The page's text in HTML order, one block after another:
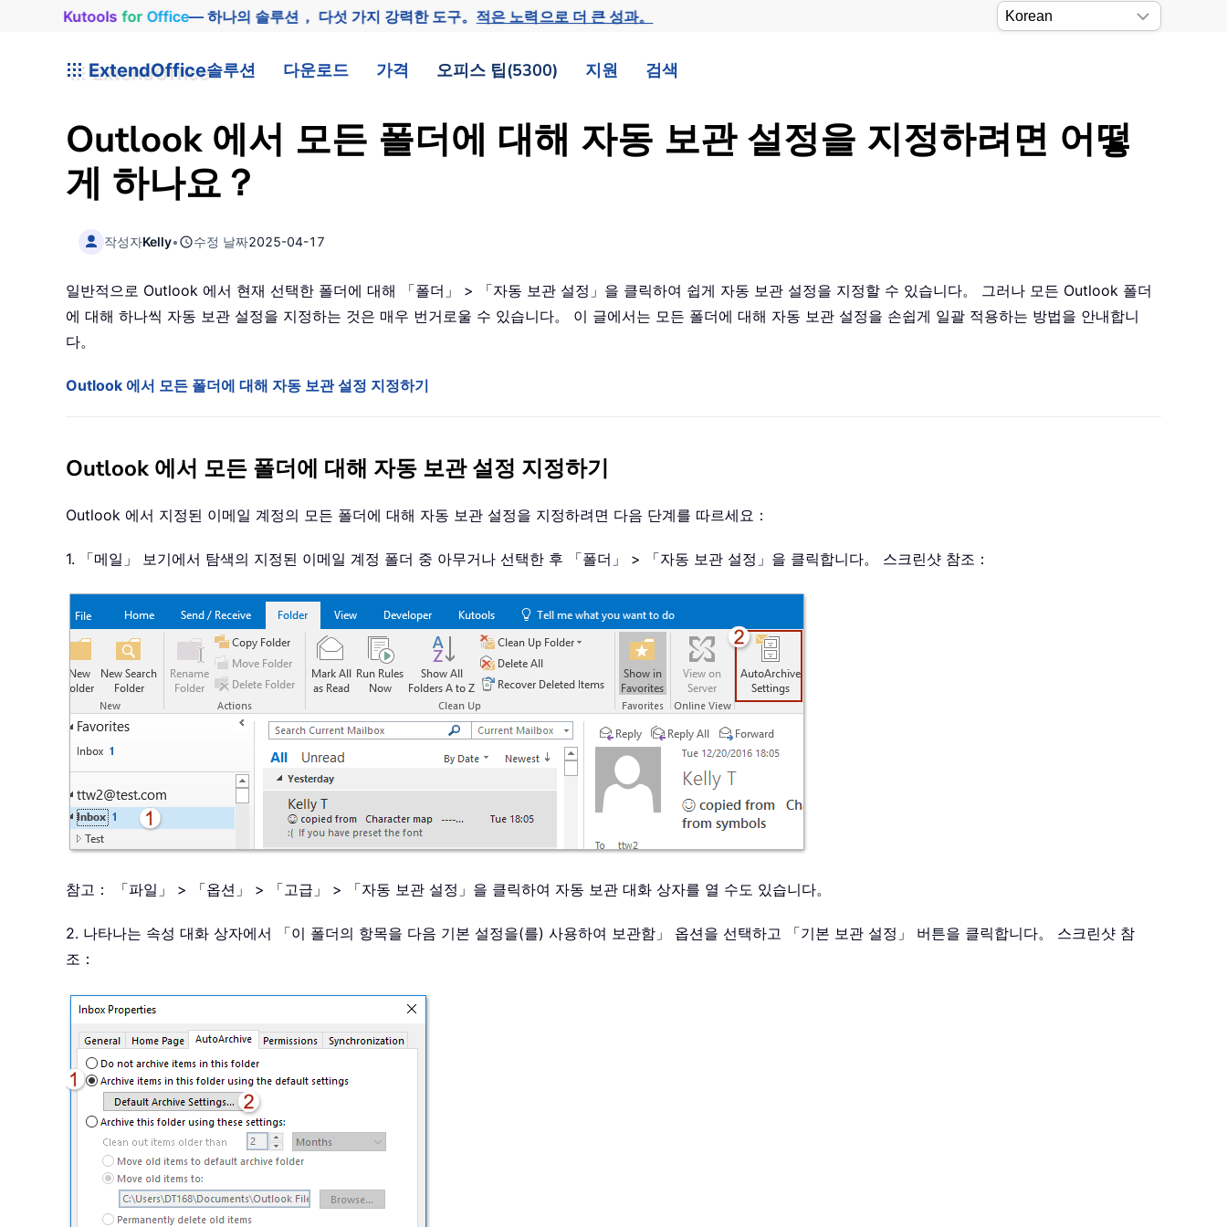
Kutools for Office— 하나의 솔루션， 다섯 가지 강력한 도구。적은 노력으로 더 큰 성과。
ExtendOffice솔루션 다운로드 가격 오피스 팁(5300) 지원 검색
Outlook 에서 모든 폴더에 대해 자동 보관 설정을 지정하려면 어떻
게 하나요？
작성자Kelly• 수정 날짜2025-04-17
일반적으로 Outlook 에서 현재 선택한 폴더에 대해 「폴더」 > 「자동 보관 설정」을 클릭하여 쉽게 자동 보관 설정을 지정할 수 있습니다。 그러나 모든 Outlook 폴더
에 대해 하나씩 자동 보관 설정을 지정하는 것은 매우 번거로울 수 있습니다。 이 글에서는 모든 폴더에 대해 자동 보관 설정을 손쉽게 일괄 적용하는 방법을 안내합니
다。
Outlook 에서 모든 폴더에 대해 자동 보관 설정 지정하기
Outlook 에서 모든 폴더에 대해 자동 보관 설정 지정하기
Outlook 에서 지정된 이메일 계정의 모든 폴더에 대해 자동 보관 설정을 지정하려면 다음 단계를 따르세요：
1. 「메일」 보기에서 탐색의 지정된 이메일 계정 폴더 중 아무거나 선택한 후 「폴더」 > 「자동 보관 설정」을 클릭합니다。 스크린샷 참조：
참고： 「파일」 > 「옵션」 > 「고급」 > 「자동 보관 설정」을 클릭하여 자동 보관 대화 상자를 열 수도 있습니다。
2. 나타나는 속성 대화 상자에서 「이 폴더의 항목을 다음 기본 설정을(를) 사용하여 보관함」 옵션을 선택하고 「기본 보관 설정」 버튼을 클릭합니다。 스크린샷 참
조：